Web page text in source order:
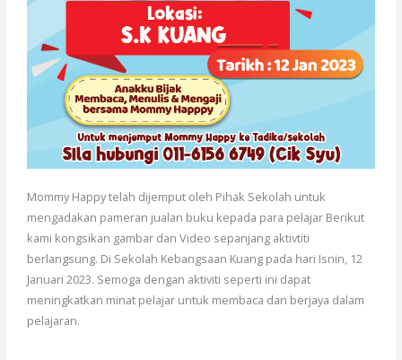
Mommy Happy telah dijemput oleh Pihak Sekolah untuk
mengadakan pameran jualan buku kepada para pelajar Berikut
kami kongsikan gambar dan Video sepanjang aktivtiti
berlangsung. Di Sekolah Kebangsaan Kuang pada hari Isnin, 12
Januari 2023. Semoga dengan aktiviti seperti ini dapat
meningkatkan minat pelajar untuk membaca dan berjaya dalam
pelajaran.